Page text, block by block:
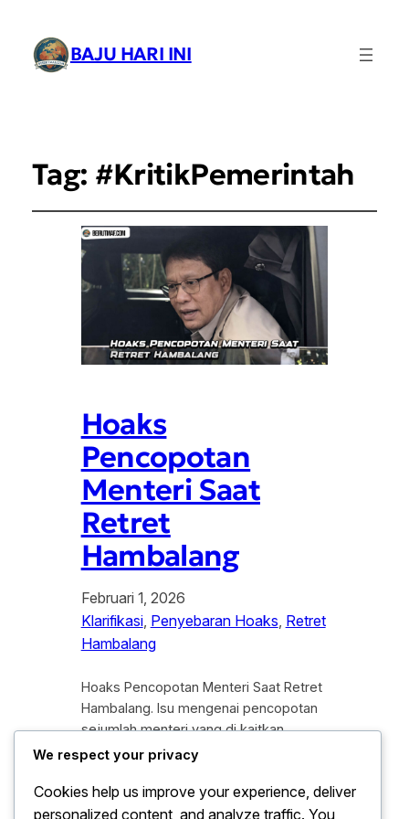
BAJU HARI INI
Tag: #KritikPemerintah
Hoaks
Pencopotan
Menteri Saat
Retret
Hambalang
Februari 1, 2026
Klarifikasi, Penyebaran Hoaks, Retret
Hambalang
Hoaks Pencopotan Menteri Saat Retret
Hambalang. Isu mengenai pencopotan
sejumlah menteri yang di kaitkan
dengan kegiatan retret di Hambalang di
atau hoaks. Kabar tersebut sempat
beredar luas di media sosial dan
We respect your privacy
Cookies help us improve your experience, deliver
personalized content, and analyze traffic. You